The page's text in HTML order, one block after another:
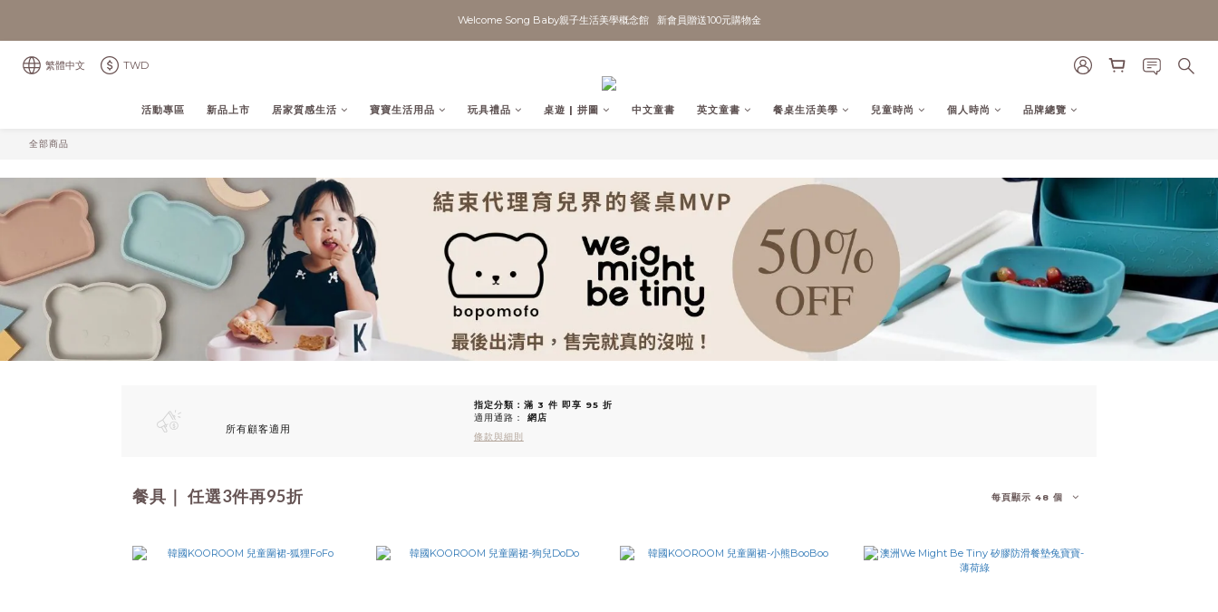
Welcome Song Baby親子生活美學概念館   新會員贈送100元購物金
繁體中文 TWD
活動專區 新品上市 居家質感生活 寶寶生活用品 玩具禮品 桌遊 | 拼圖 中文童書 英文童書 餐桌生活美學 兒童時尚 個人時尚 品牌總覽
全部商品
所有顧客適用
指定分類：滿 3 件 即享 95 折
適用通路： 網店
條款與細則
餐具｜ 任選3件再95折 每頁顯示 48 個